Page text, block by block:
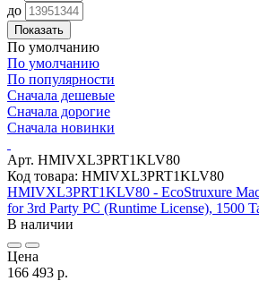
до
Показать
По умолчанию
По умолчанию
По популярности
Сначала дешевые
Сначала дорогие
Сначала новинки
Арт. HMIVXL3PRT1KLV80
Код товара: HMIVXL3PRT1KLV80
HMIVXL3PRT1KLV80 - EcoStruxure
for 3rd Party PC (Runtime License), 1500
В наличии
Цена
166 493 р.